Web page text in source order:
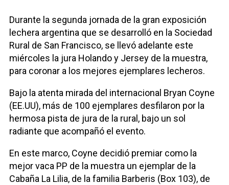
Durante la segunda jornada de la gran exposición
lechera argentina que se desarrolló en la Sociedad
Rural de San Francisco, se llevó adelante este
miércoles la jura Holando y Jersey de la muestra,
para coronar a los mejores ejemplares lecheros.
Bajo la atenta mirada del internacional Bryan Coyne
(EE.UU), más de 100 ejemplares desfilaron por la
hermosa pista de jura de la rural, bajo un sol
radiante que acompañó el evento.
En este marco, Coyne decidió premiar como la
mejor vaca PP de la muestra un ejemplar de la
Cabaña La Lilia, de la familia Barberis (Box 103), de